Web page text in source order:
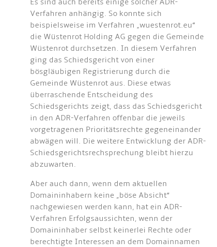
Es sind auch bereits einige solcher ADR-
Verfahren anhängig. So konnte sich
beispielsweise im Verfahren „wuestenrot.eu“
die Wüstenrot Holding AG gegen die Gemeinde
Wüstenrot durchsetzen. In diesem Verfahren
ging das Schiedsgericht von einer
bösgläubigen Registrierung durch die
Gemeinde Wüstenrot aus. Diese etwas
überraschende Entscheidung des
Schiedsgerichts zeigt, dass das Schiedsgericht
in den ADR-Verfahren offenbar die jeweils
vorgetragenen Prioritätsrechte gegeneinander
abwägen will. Die weitere Entwicklung der ADR-
Schiedsgerichtsrechsprechung bleibt hierzu
abzuwarten.
Aber auch dann, wenn dem aktuellen
Domaininhabern keine „böse Absicht“
nachgewiesen werden kann, hat ein ADR-
Verfahren Erfolgsaussichten, wenn der
Domaininhaber selbst keinerlei Rechte oder
berechtigte Interessen an dem Domainnamen